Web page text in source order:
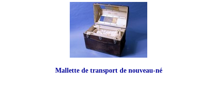
Mallette de transport de nouveau-né